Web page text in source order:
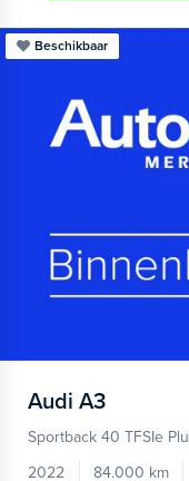
Beschikbaar
Audi A3
Sportback 40 TFSIe
2022
84.000 km